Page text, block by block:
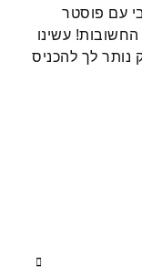
עם פוסטר
עשינו
נותר לך להכניס